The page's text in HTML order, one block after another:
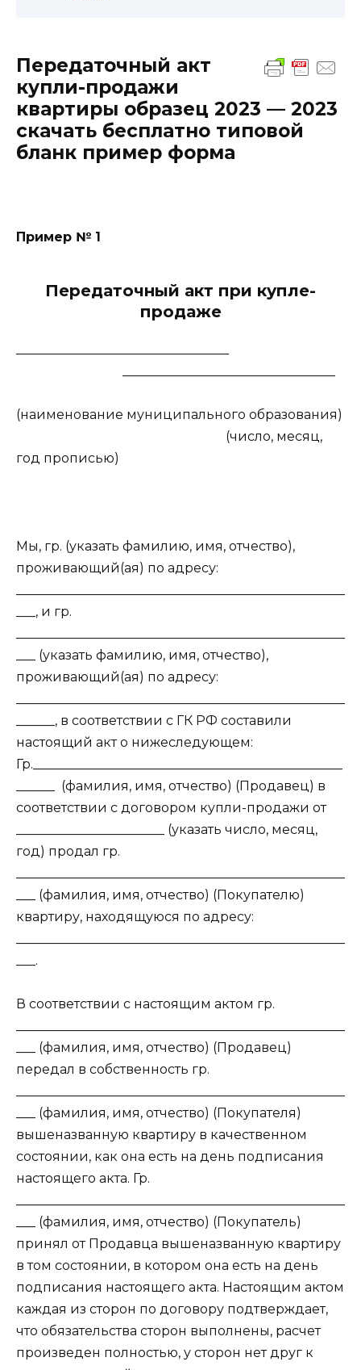
Передаточный акт
купли-продажи
квартиры образец 2023 — 2023
скачать бесплатно типовой
бланк пример форма
Пример № 1
Передаточный акт при купле-
продаже
(наименование муниципального образования)
(число, месяц,
год прописью)
Мы, гр. (указать фамилию, имя, отчество),
проживающий(ая) по адресу:
___, и гр.
___ (указать фамилию, имя, отчество),
проживающий(ая) по адресу:
______, в соответствии с ГК РФ составили
настоящий акт о нижеследующем:
Гр.________________________________________________
______ (фамилия, имя, отчество) (Продавец) в
соответствии с договором купли-продажи от
_______________________ (указать число, месяц,
год) продал гр.
___ (фамилия, имя, отчество) (Покупателю)
квартиру, находящуюся по адресу:
___.
В соответствии с настоящим актом гр.
___ (фамилия, имя, отчество) (Продавец)
передал в собственность гр.
___ (фамилия, имя, отчество) (Покупателя)
вышеназванную квартиру в качественном
состоянии, как она есть на день подписания
настоящего акта. Гр.
___ (фамилия, имя, отчество) (Покупатель)
принял от Продавца вышеназванную квартиру
в том состоянии, в котором она есть на день
подписания настоящего акта. Настоящим актом
каждая из сторон по договору подтверждает,
что обязательства сторон выполнены, расчет
произведен полностью, у сторон нет друг к